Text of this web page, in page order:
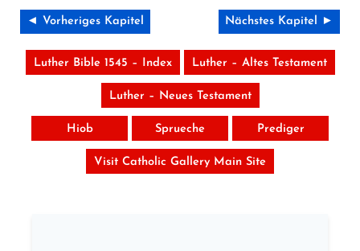
◄ Vorheriges Kapitel Nächstes Kapitel ►
Luther Bible 1545 – Index Luther – Altes Testament
Luther – Neues Testament
Hiob Sprueche Prediger
Visit Catholic Gallery Main Site